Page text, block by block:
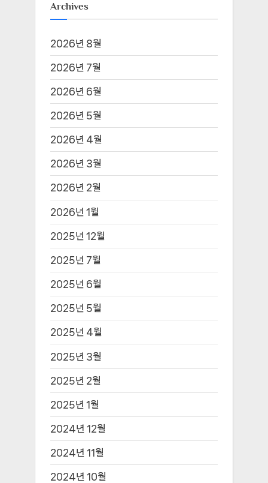
Archives
2026년 8월
2026년 7월
2026년 6월
2026년 5월
2026년 4월
2026년 3월
2026년 2월
2026년 1월
2025년 12월
2025년 7월
2025년 6월
2025년 5월
2025년 4월
2025년 3월
2025년 2월
2025년 1월
2024년 12월
2024년 11월
2024년 10월